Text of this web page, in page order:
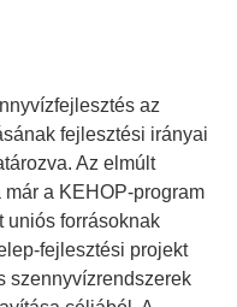
az
fejlesztési irányai
Az elmúlt
a KEHOP-program
uniós forrásoknak
fejlesztési projekt
szennyvízrendszerek